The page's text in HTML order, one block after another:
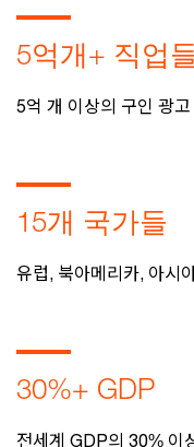
5억개+ 직업
5억 개 이상의 구인 광고
15개 국가들
유럽, 북아메리카, 아시
30%+ GDP
전세계 GDP의 30% 이